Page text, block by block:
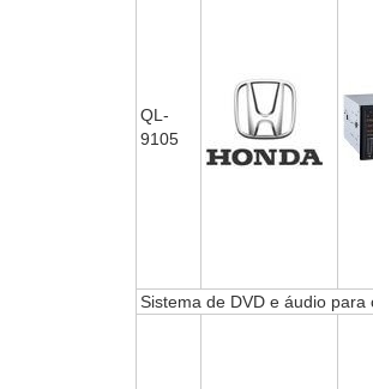
QL-
9105
Sistema de DVD e áudio para